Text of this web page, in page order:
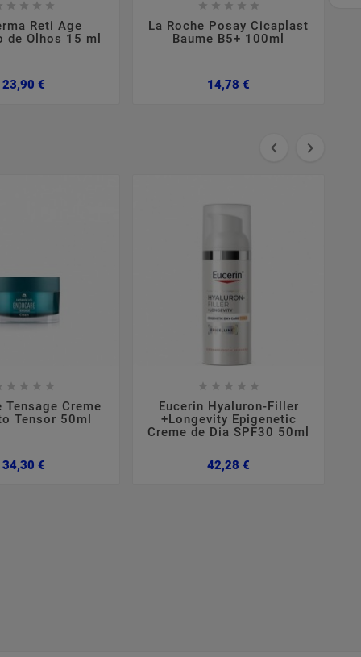
   
Reti Age
de Olhos 15 ml
23,90 €
    
La Roche Posay Cicaplast
Baume B5+ 100ml
14,78 €
 
   
Tensage Creme
Tensor 50ml
34,30 €
    
Eucerin Hyaluron-Filler
+Longevity Epigenetic
Creme de Dia SPF30 50ml
42,28 €